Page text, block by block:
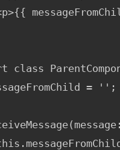
class
= '';